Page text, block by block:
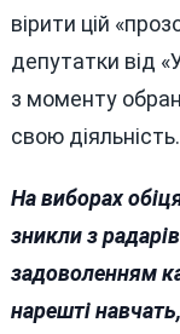
вірити цій
депутатки від
з моменту
свою діяльність.
На виборах
зникли з
задоволенням
нарешті